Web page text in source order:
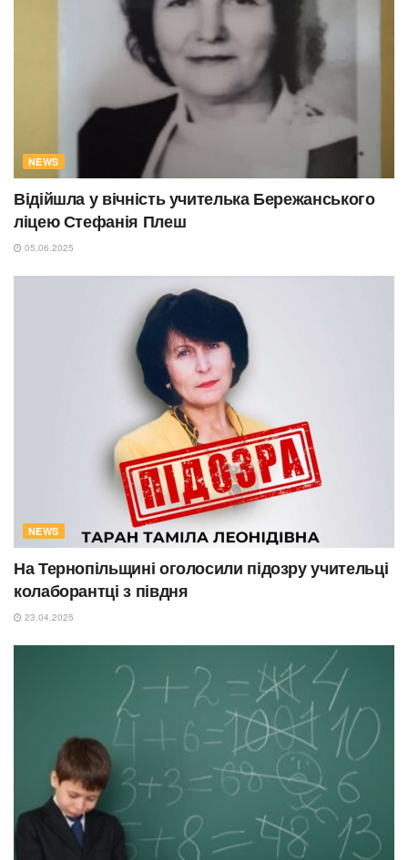
NEWS
Відійшла у вічність учителька Бережанського
ліцею Стефанія Плеш
05.06.2025
NEWS
На Тернопільщині оголосили підозру учительці
колаборантці з півдня
23.04.2025